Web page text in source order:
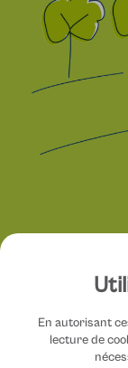
En autorisant
lecture de